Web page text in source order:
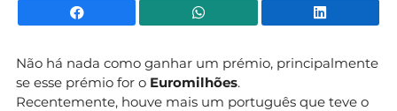
Facebook WhatsApp
Não há nada como ganhar um prémio, principalmente
se esse prémio for o Euromilhões.
Recentemente, houve mais um português que teve o